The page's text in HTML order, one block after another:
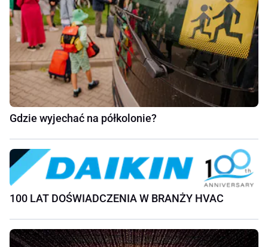
Gdzie wyjechać na półkolonie?
100 LAT DOŚWIADCZENIA W BRANŻY HVAC